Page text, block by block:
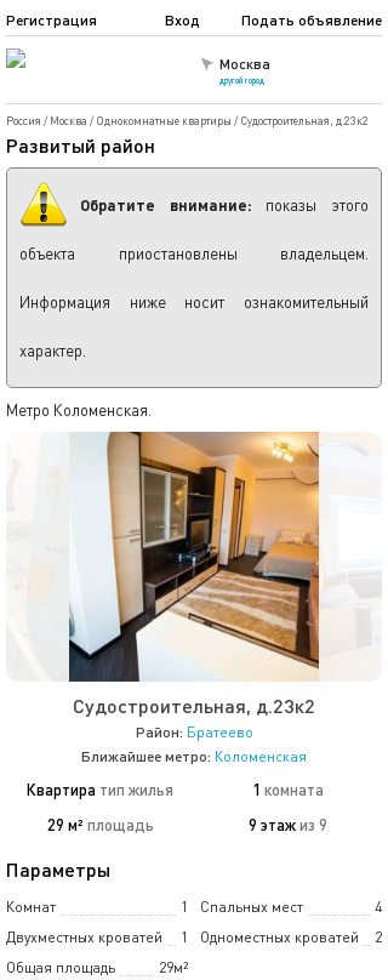
Москва
другой город
Подать объявление
Регистрация Вход
Россия / Москва / Однокомнатные квартиры / Судостроительная, д.23к2
Развитый район
Обратите внимание: показы этого
объекта приостановлены владельцем.
Информация ниже носит ознакомительный
характер.
Метро Коломенская.
Судостроительная, д.23к2
Район: Братеево
Ближайшее метро: Коломенская
Квартира тип жилья 1 комната
29 м² площадь 9 этажиз 9
Параметры
Комнат 1 Спальных мест
4
Двухместных кроватей
1 Одноместных кроватей
2
Общая площадь
29м²